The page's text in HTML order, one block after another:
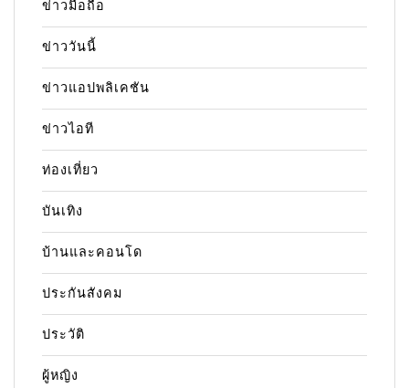
ข่าวมือถือ
ข่าววันนี้
ข่าวแอปพลิเคชัน
ข่าวไอที
ท่องเที่ยว
บันเทิง
บ้านและคอนโด
ประกันสังคม
ประวัติ
ผู้หญิง